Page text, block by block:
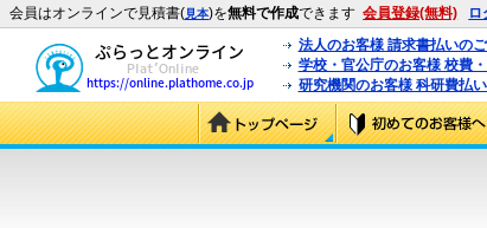
会員はオンラインで見積書(見本)を無料で作成できます 会員登録(無料) ロ
法人のお客様 請求書払いの
学校・官公庁のお客様 校費
研究機関のお客様 科研費払